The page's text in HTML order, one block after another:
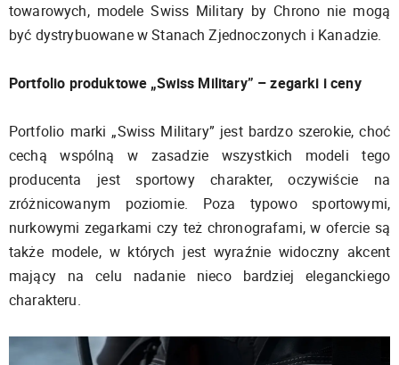
towarowych, modele Swiss Military by Chrono nie mogą
być dystrybuowane w Stanach Zjednoczonych i Kanadzie.
Portfolio produktowe „Swiss Military” – zegarki i ceny
Portfolio marki „Swiss Military” jest bardzo szerokie, choć
cechą wspólną w zasadzie wszystkich modeli tego
producenta jest sportowy charakter, oczywiście na
zróżnicowanym poziomie. Poza typowo sportowymi,
nurkowymi zegarkami czy też chronografami, w ofercie są
także modele, w których jest wyraźnie widoczny akcent
mający na celu nadanie nieco bardziej eleganckiego
charakteru.